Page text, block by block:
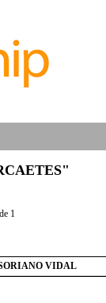
1
VIDAL